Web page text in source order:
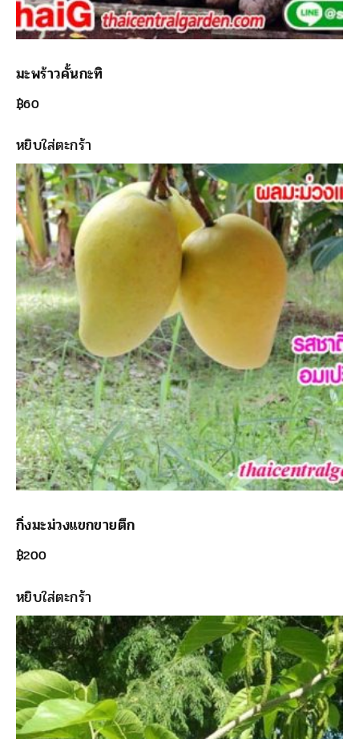
มะพร้าวคั้นกะทิ
฿60
หยิบใส่ตะกร้า
กิ่งมะม่วงแขกขายตึก
฿200
หยิบใส่ตะกร้า